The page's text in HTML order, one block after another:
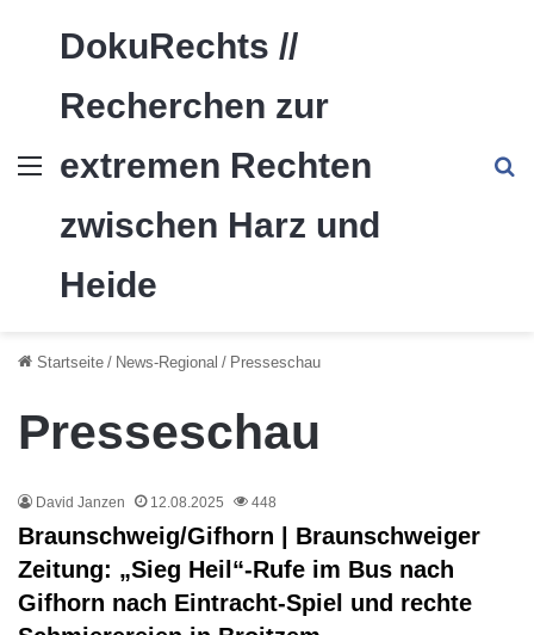
Menü
DokuRechts //
Recherchen zur
extremen Rechten
zwischen Harz und
Heide
Startseite / News-Regional / Presseschau
Presseschau
David Janzen 12.08.2025 448
Braunschweig/Gifhorn | Braunschweiger
Zeitung: „Sieg Heil“-Rufe im Bus nach
Gifhorn nach Eintracht-Spiel und rechte